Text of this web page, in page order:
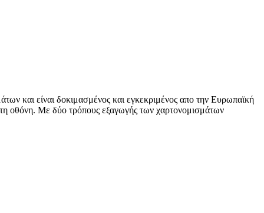
και είναι δοκιμασμένος και εγκεκριμένος απο την Ευρωπαϊκή
οθόνη. Με δύο τρόπους εξαγωγής των χαρτονομισμάτων